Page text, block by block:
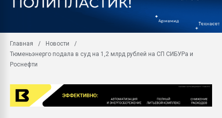
Продажа готового
производство SPC
29.07.2026 ФРП помог
Помощь в подборе
Вакуум-формовочные
Главная
Новости
Тюменьэнерго подала в суд на 1,2 млрд рублей на СП СИБУРа и
Роснефти